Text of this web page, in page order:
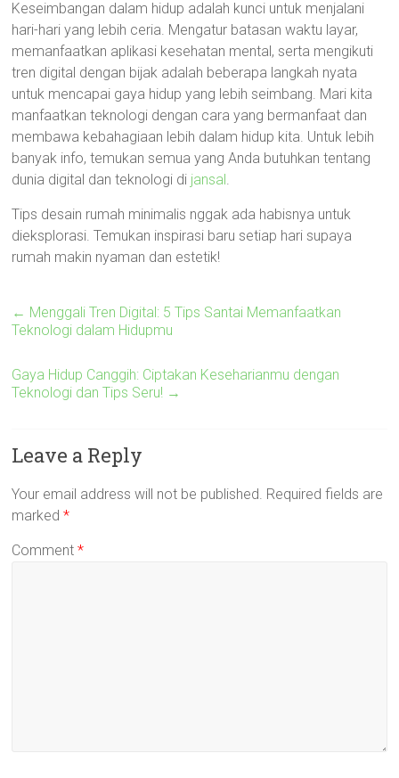
Keseimbangan dalam hidup adalah kunci untuk menjalani
hari-hari yang lebih ceria. Mengatur batasan waktu layar,
memanfaatkan aplikasi kesehatan mental, serta mengikuti
tren digital dengan bijak adalah beberapa langkah nyata
untuk mencapai gaya hidup yang lebih seimbang. Mari kita
manfaatkan teknologi dengan cara yang bermanfaat dan
membawa kebahagiaan lebih dalam hidup kita. Untuk lebih
banyak info, temukan semua yang Anda butuhkan tentang
dunia digital dan teknologi di jansal.
Tips desain rumah minimalis nggak ada habisnya untuk
dieksplorasi. Temukan inspirasi baru setiap hari supaya
rumah makin nyaman dan estetik!
← Menggali Tren Digital: 5 Tips Santai Memanfaatkan
Teknologi dalam Hidupmu
Gaya Hidup Canggih: Ciptakan Keseharianmu dengan
Teknologi dan Tips Seru! →
Leave a Reply
Your email address will not be published. Required fields are
marked*
Comment*